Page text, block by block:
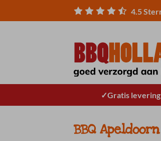
naar
4.5
Gratis
BBQ Apeldoorn